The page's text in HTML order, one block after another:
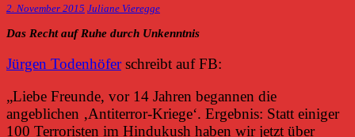
2. November 2015 Juliane Vieregge
Das Recht auf Ruhe durch Unkenntnis
Jürgen Todenhöferschreibt auf FB:
„Liebe Freunde, vor 14 Jahren begannen die
angeblichen ‚Antiterror-Kriege‘. Ergebnis: Statt einiger
100 Terroristen im Hindukush haben wir jetzt über